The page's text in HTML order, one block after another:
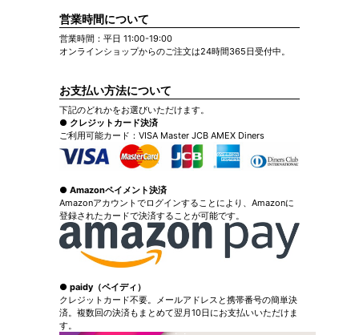
営業時間について
営業時間：平日 11:00-19:00
オンラインショップからのご注文は24時間365日受付中。
お支払い方法について
下記のどれかをお選びいただけます。
● クレジットカード決済
ご利用可能カード：VISA Master JCB AMEX Diners
● Amazonペイメント決済
Amazonアカウントでログインすることにより、Amazonに
登録されたカードで決済することが可能です。
● paidy（ペイディ）
クレジットカード不要。メールアドレスと携帯番号の簡単決
済。複数回の決済もまとめて翌月10日にお支払いいただけま
す。